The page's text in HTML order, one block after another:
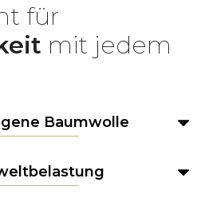
für
mit jedem
Baumwolle